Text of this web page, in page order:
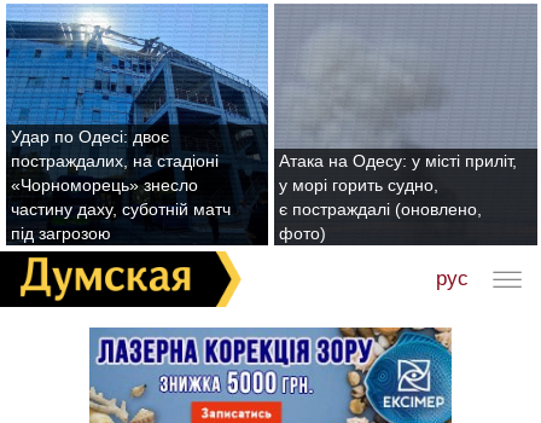
Удар по Одесі: двоє
постраждалих, на стадіоні
«Чорноморець» знесло
частину даху, суботній матч
під загрозою
Атака на Одесу: у місті приліт,
у морі горить судно,
є постраждалі (оновлено,
фото)
рус